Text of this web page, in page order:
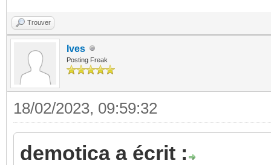
Trouver
Ives
Posting Freak
18/02/2023, 09:59:32
demotica a écrit :